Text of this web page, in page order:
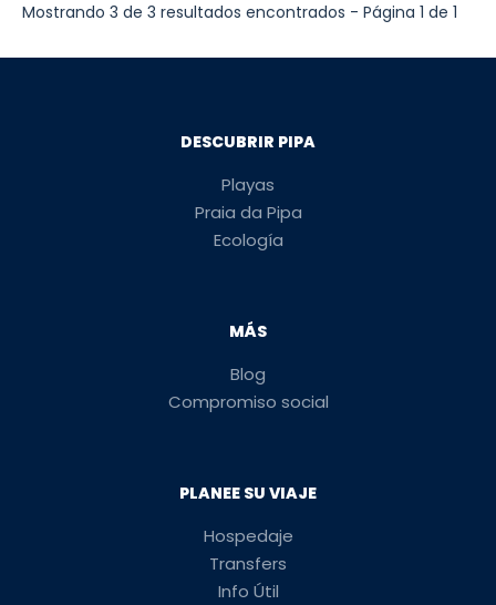
Mostrando 3 de 3 resultados encontrados - Página 1 de 1
DESCUBRIR PIPA
Playas
Praia da Pipa
Ecología
MÁS
Blog
Compromiso social
PLANEE SU VIAJE
Hospedaje
Transfers
Info Útil